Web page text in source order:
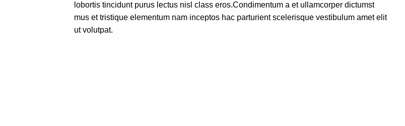
lobortis tincidunt purus lectus nisl class eros.Condimentum a et ullamcorper dictumst
mus et tristique elementum nam inceptos hac parturient scelerisque vestibulum amet elit
ut volutpat.